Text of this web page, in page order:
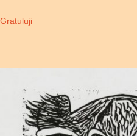
Gratuluji